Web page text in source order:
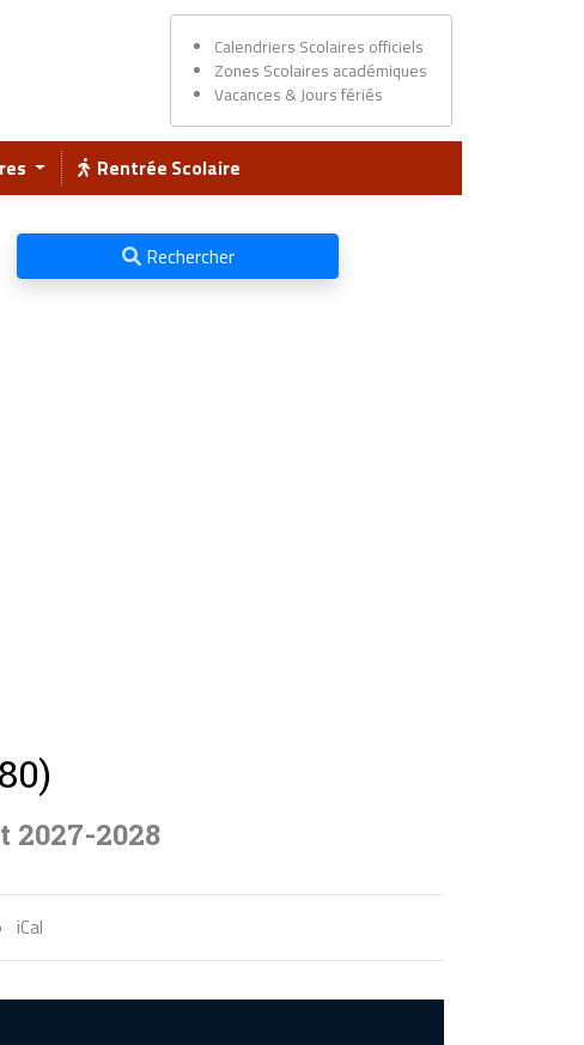
Calendriers Scolaires officiels
Zones Scolaires académiques
Vacances & Jours fériés
Rentrée Scolaire
Rechercher
2028
iCal